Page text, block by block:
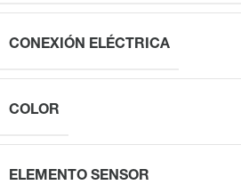
CONEXIÓN ELÉCTRICA
COLOR
ELEMENTO SENSOR